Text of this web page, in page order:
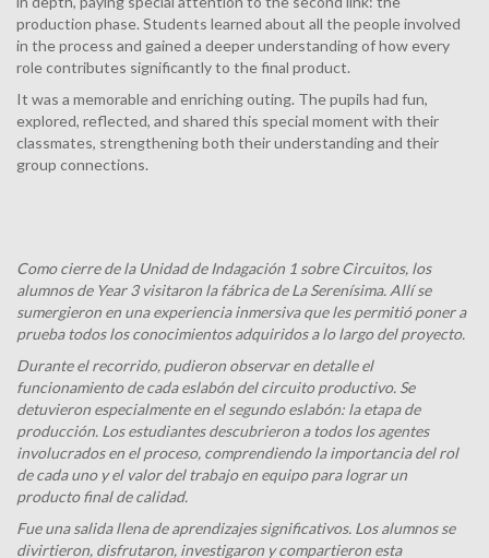
production phase. Students learned about all the people involved
in the process and gained a deeper understanding of how every
role contributes significantly to the final product.
It was a memorable and enriching outing. The pupils had fun,
explored, reflected, and shared this special moment with their
classmates, strengthening both their understanding and their
group connections.
Como cierre de la Unidad de Indagación 1 sobre Circuitos, los
alumnos de Year 3 visitaron la fábrica de La Serenísima. Allí se
sumergieron en una experiencia inmersiva que les permitió poner a
prueba todos los conocimientos adquiridos a lo largo del proyecto.
Durante el recorrido, pudieron observar en detalle el
funcionamiento de cada eslabón del circuito productivo. Se
detuvieron especialmente en el segundo eslabón: la etapa de
producción. Los estudiantes descubrieron a todos los agentes
involucrados en el proceso, comprendiendo la importancia del rol
de cada uno y el valor del trabajo en equipo para lograr un
producto final de calidad.
Fue una salida llena de aprendizajes significativos. Los alumnos se
divirtieron, disfrutaron, investigaron y compartieron esta